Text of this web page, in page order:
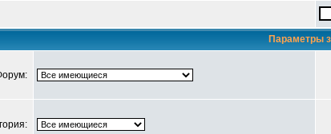
Параметры